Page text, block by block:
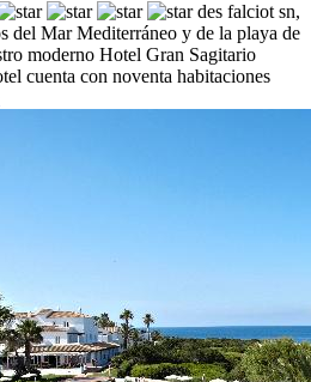
des falciot sn,
del Mar Mediterráneo y de la playa de
moderno Hotel Gran Sagitario
cuenta con noventa habitaciones